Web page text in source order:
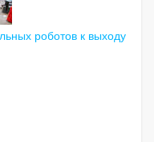
роботов к выходу